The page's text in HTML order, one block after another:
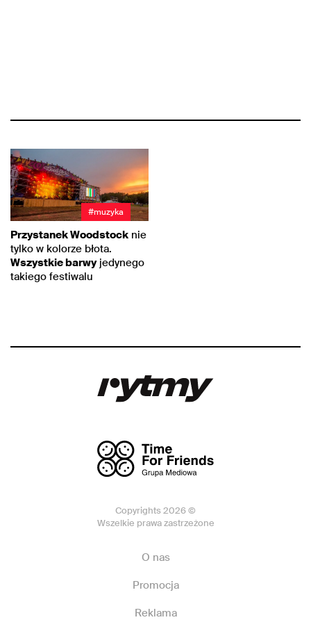
#muzyka
Przystanek Woodstock nie
tylko w kolorze błota.
Wszystkie barwyjedynego
takiego festiwalu
Copyrights 2026 ©
Wszelkie prawa zastrzeżone
O nas
Promocja
Reklama